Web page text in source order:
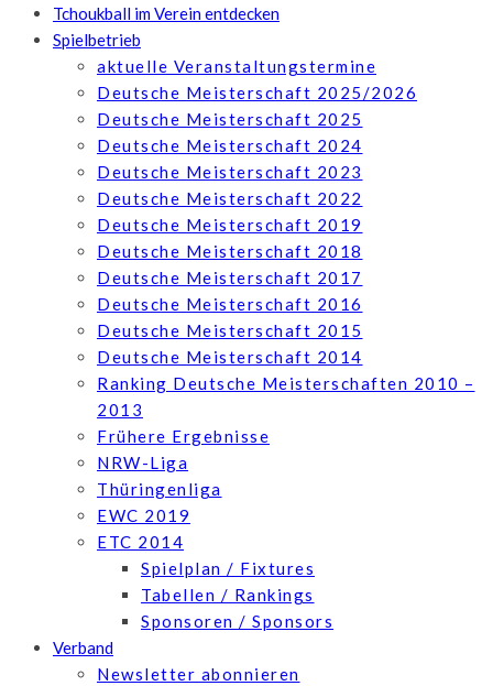
Tchoukball im Verein entdecken
Spielbetrieb
aktuelle Veranstaltungstermine
Deutsche Meisterschaft 2025/2026
Deutsche Meisterschaft 2025
Deutsche Meisterschaft 2024
Deutsche Meisterschaft 2023
Deutsche Meisterschaft 2022
Deutsche Meisterschaft 2019
Deutsche Meisterschaft 2018
Deutsche Meisterschaft 2017
Deutsche Meisterschaft 2016
Deutsche Meisterschaft 2015
Deutsche Meisterschaft 2014
Ranking Deutsche Meisterschaften 2010 –
2013
Frühere Ergebnisse
NRW-Liga
Thüringenliga
EWC 2019
ETC 2014
Spielplan / Fixtures
Tabellen / Rankings
Sponsoren / Sponsors
Verband
Newsletter abonnieren